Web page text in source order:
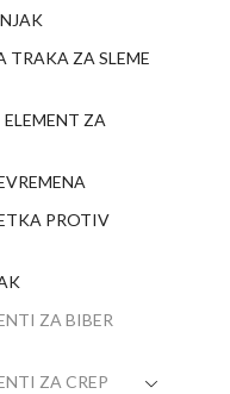
TRAKA ZA SLEME
ZA
PROTIV
ZA BIBER
ZA CREP